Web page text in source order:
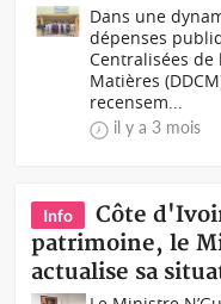
Dans une
dépenses
Centralisées de
Matières
recensem...
il y a 3 mois
Info
Côte
patrimoine, le
actualise sa